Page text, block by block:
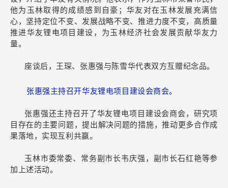
他为玉林取得的成绩感到自豪；华友对在玉林发展充满信
心，坚持定位不变、发展战略不变、推进力度不变，高质量
推进华友锂电项目建设，为玉林经济社会发展贡献华友力
量。
座谈后，王琛、张惠强与陈雪华代表双方互赠纪念品。
张惠强主持召开华友锂电项目建设会商会。
张惠强还主持召开了华友锂电项目建设会商会，研究项
目存在的主要问题，提出解决问题的措施，推动更多合作成
果落地，实现互利共赢。
玉林市委常委、常务副市长韦庆强，副市长石红艳等参
加上述活动。